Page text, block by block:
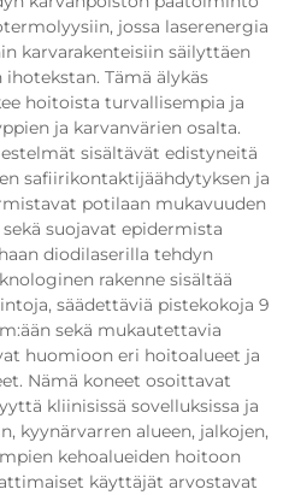
jossa laserenergia
karvarakenteisiin säilyttäen
Tämä älykäs
hoitoista turvallisempia ja
ja karvanvärien osalta.
sisältävät edistyneitä
safiirikontaktijäähdytyksen ja
potilaan mukavuuden
suojavat epidermista
diodilaserilla tehdyn
rakenne sisältää
säädettäviä pistekokoja 9
sekä mukautettavia
huomioon eri hoitoalueet ja
Nämä koneet osoittavat
kliinisissä sovelluksissa ja
kyynärvarren alueen, jalkojen,
kehoalueiden hoitoon
käyttäjät arvostavat